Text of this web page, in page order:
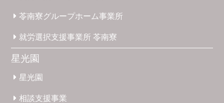
苓南寮グループホーム事業所
就労選択支援事業所苓南寮
星光園
星光園
相談支援事業